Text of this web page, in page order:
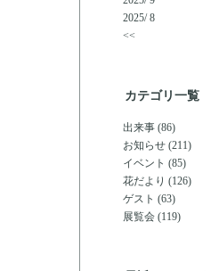
2025/ 8
<<
カテゴリ一覧
出来事 (86)
お知らせ (211)
イベント (85)
花だより (126)
ゲスト (63)
展覧会 (119)